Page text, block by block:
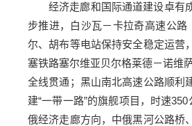
经济走廊和国际通道建设卓有
步推进，白沙瓦－卡拉奇高速公
尔、胡布等电站保持安全稳定运营
塞铁路塞尔维亚贝尔格莱德－诺维
全线贯通；黑山南北高速公路顺利
建“一带一路”的旗舰项目，时速
俄经济走廊方向，中俄黑河公路桥